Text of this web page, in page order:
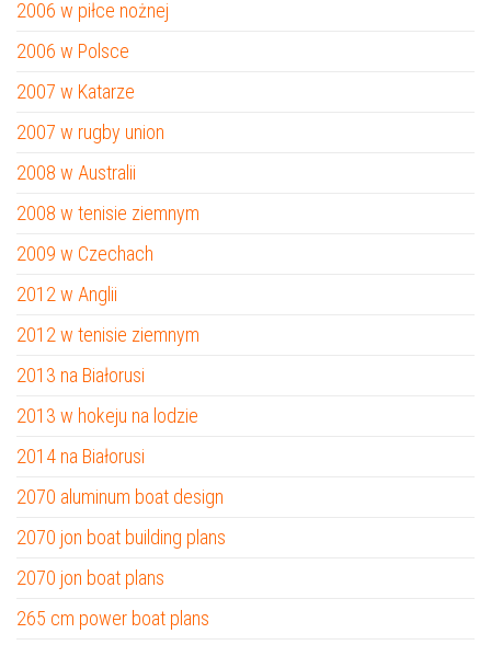
2006 w piłce nożnej
2006 w Polsce
2007 w Katarze
2007 w rugby union
2008 w Australii
2008 w tenisie ziemnym
2009 w Czechach
2012 w Anglii
2012 w tenisie ziemnym
2013 na Białorusi
2013 w hokeju na lodzie
2014 na Białorusi
2070 aluminum boat design
2070 jon boat building plans
2070 jon boat plans
265 cm power boat plans